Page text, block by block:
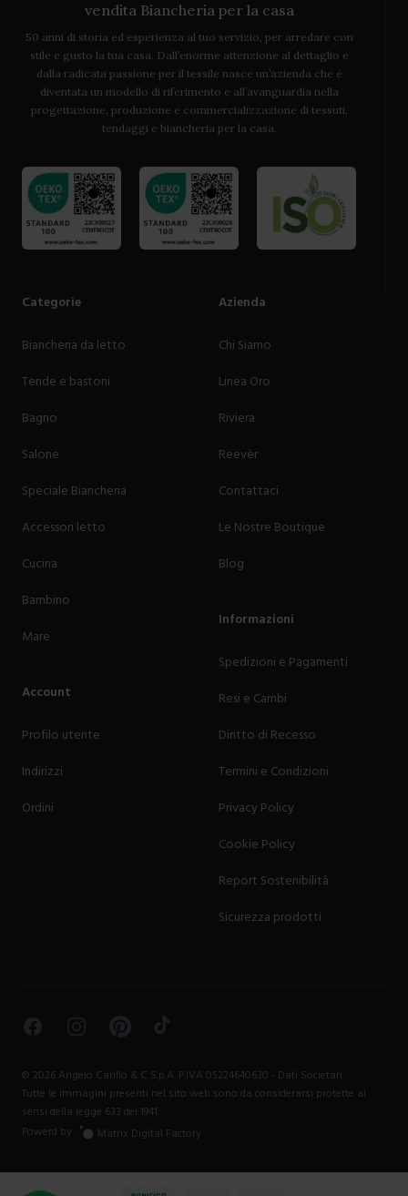
vendita Biancheria per la casa
50 anni di storia ed esperienza al tuo servizio, per arredare con
stile e gusto la tua casa. Dall’enorme attenzione al dettaglio e
dalla radicata passione per il tessile nasce un’azienda che è
diventata un modello di riferimento e all’avanguardia nella
progettazione, produzione e commercializzazione di tessuti,
tendaggi e biancheria per la casa.
Categorie
Biancheria da letto
Tende e bastoni
Bagno
Salone
Speciale Biancheria
Accessori letto
Cucina
Bambino
Mare
Account
Profilo utente
Indirizzi
Ordini
Azienda
Chi Siamo
Linea Oro
Riviera
Reevèr
Contattaci
Le Nostre Boutique
Blog
Informazioni
Spedizioni e Pagamenti
Resi e Cambi
Diritto di Recesso
Termini e Condizioni
Privacy Policy
Cookie Policy
Report Sostenibilità
Sicurezza prodotti
FacebookInstagramPinterestTikTok
© 2026 Angelo Carillo & C S.p.A. P.IVA 05224640630 - Dati Societari
Tutte le immagini presenti nel sito web sono da considerarsi protette ai
sensi della legge 633 del 1941.
Powerd by
Matrix Digital Factory